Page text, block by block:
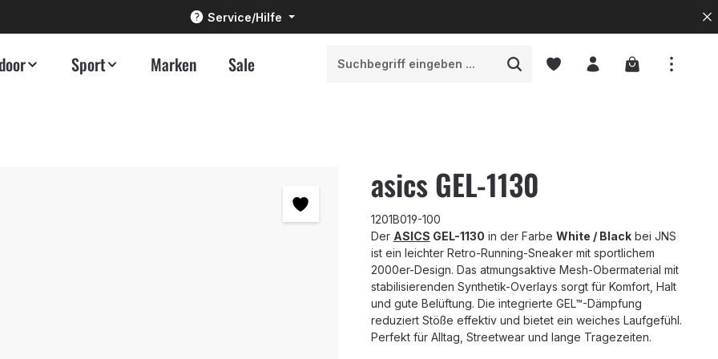
Service/Hilfe
Sport Marken Sale Warenkorb
asics GEL-1130
1201B019-100
Der ASICS GEL-1130 in der Farbe White / Blackbei JNS
ist ein leichter Retro-Running-Sneaker mit sportlichem
2000er-Design. Das atmungsaktive Mesh-Obermaterial mit
stabilisierenden Synthetik-Overlays sorgt für Komfort, Halt
und gute Belüftung. Die integrierte GEL™-Dämpfung
reduziert Stöße effektiv und bietet ein weiches Laufgefühl.
Perfekt für Alltag, Streetwear und lange Tragezeiten.